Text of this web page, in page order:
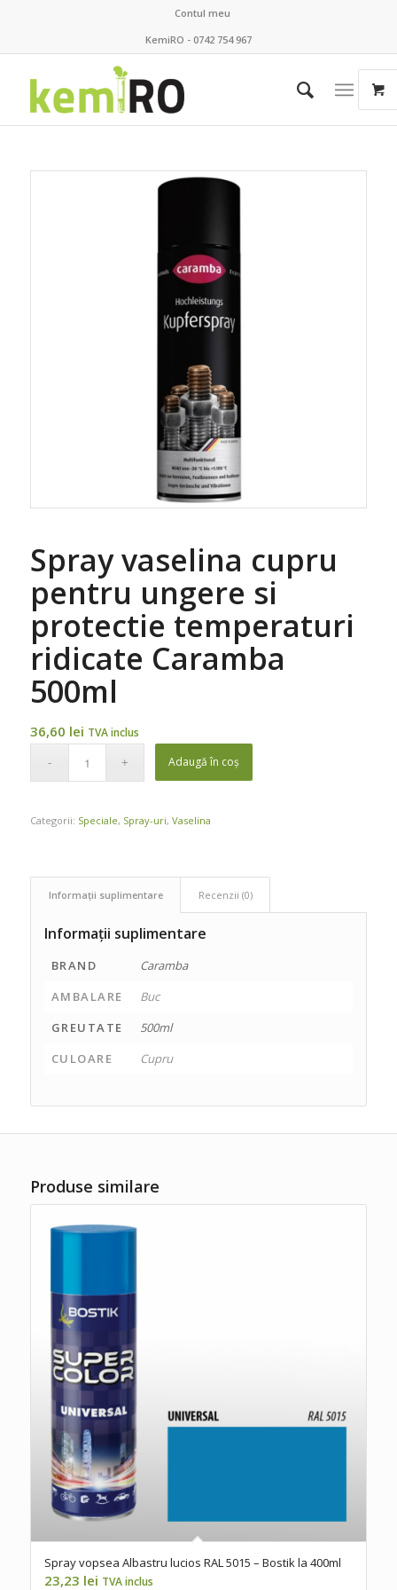
Contul meu
KemiRO - 0742 754 967
Spray vaselina cupru
pentru ungere si
protectie temperaturi
ridicate Caramba
500ml
36,60 lei TVA inclus
Adaugă în coș
Categorii: Speciale, Spray-uri, Vaselina
Informații suplimentare Recenzii (0)
Informații suplimentare
BRAND
Caramba
AMBALARE
Buc
GREUTATE
500ml
CULOARE
Cupru
Produse similare
Spray vopsea Albastru lucios RAL 5015 – Bostik la 400ml
23,23 lei TVA inclus